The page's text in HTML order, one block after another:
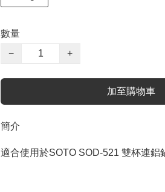
數量
−
+
加至購物車
簡介
適合使用於SOTO SOD-521 雙杯連鋁